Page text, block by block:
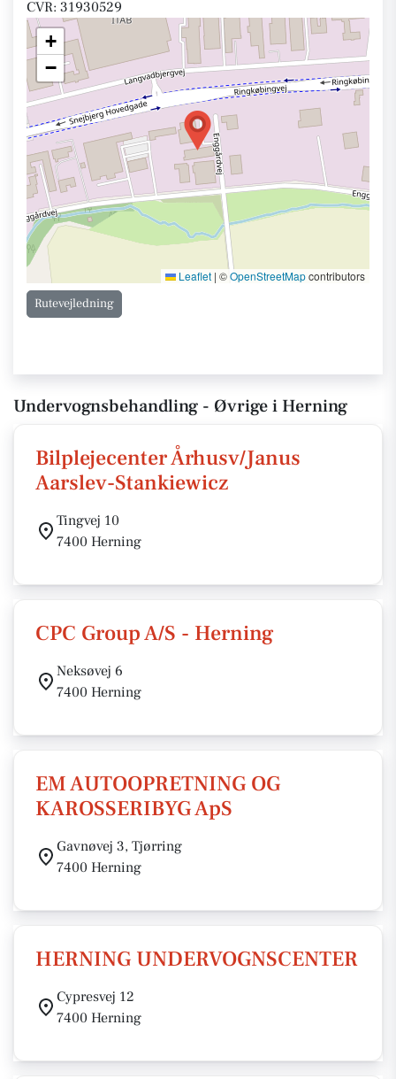
CVR: 31930529
+
−
Leaflet | ©OpenStreetMapcontributors
Rutevejledning
Undervognsbehandling - Øvrige i Herning
Bilplejecenter Århusv/Janus
Aarslev-Stankiewicz
Tingvej 10
7400 Herning
CPC Group A/S - Herning
Neksøvej 6
7400 Herning
EM AUTOOPRETNING OG
KAROSSERIBYG ApS
Gavnøvej 3, Tjørring
7400 Herning
HERNING UNDERVOGNSCENTER
Cypresvej 12
7400 Herning